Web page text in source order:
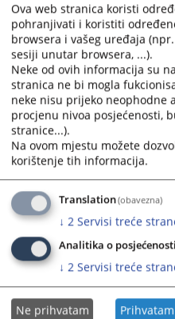
Linkovi
Raspored suđenja
Prateći dokumenti
Zakazane rasprave po
01.08.-31.08.2026. godine
Ova web stranica koristi
pohranjivati i koristiti
browsera i vašeg uređaja
sesiji unutar browsera, ...).
Neke od ovih informacija su
stranica ne bi mogla
neke nisu prijeko neophodne
procjenu nivoa posjećenosti,
stranice...).
Na ovom mjestu možete
korištenje tih informacija.
Translation(obavezna)
↓ 2 Servisi treće
Analitika o
↓ 2 Servisi treće
Ne prihvatam